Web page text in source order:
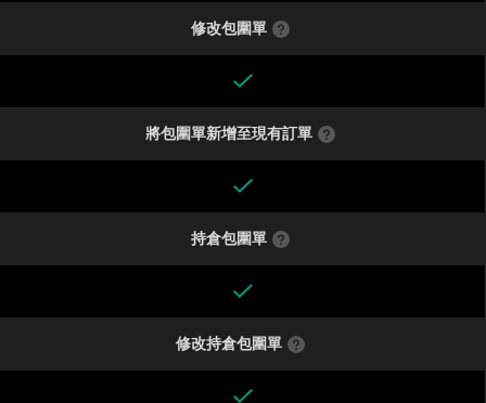
修改包圍單
將包圍單新增至現有訂單
持倉包圍單
修改持倉包圍單